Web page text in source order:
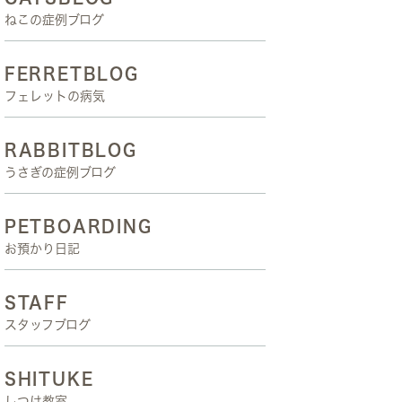
ねこの症例ブログ
FERRETBLOG
フェレットの病気
RABBITBLOG
うさぎの症例ブログ
PETBOARDING
お預かり日記
STAFF
スタッフブログ
SHITUKE